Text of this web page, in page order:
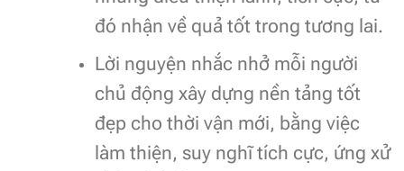
đó nhận về quả tốt trong tương lai.
Lời nguyện nhắc nhở mỗi người
chủ động xây dựng nền tảng tốt
đẹp cho thời vận mới, bằng việc
làm thiện, suy nghĩ tích cực, ứng xử